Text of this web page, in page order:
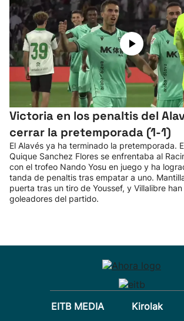
Victoria en los penaltis del
cerrar la pretemporada (1-1)
El Alavés ya ha terminado la pretemporada.
Quique Sanchez Flores se enfrentaba al
con el trofeo Nando Yosu en juego y ha
tanda de penaltis tras empatar a uno.
puerta tras un tiro de Youssef, y Villalibre
goleadores del partido.
EITB MEDIA
Kirolak